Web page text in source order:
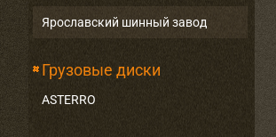
Ярославский шинный завод
Грузовые диски
ASTERRO